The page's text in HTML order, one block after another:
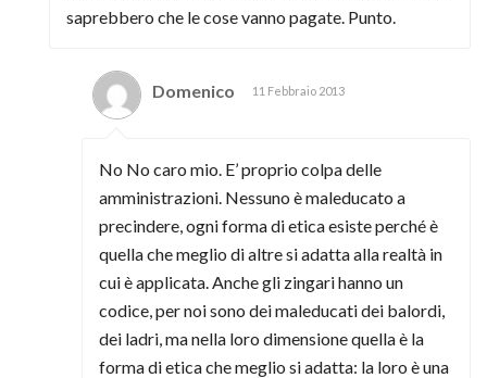
saprebbero che le cose vanno pagate. Punto.
Domenico 11 Febbraio 2013
No No caro mio. E’ proprio colpa delle
amministrazioni. Nessuno è maleducato a
precindere, ogni forma di etica esiste perché è
quella che meglio di altre si adatta alla realtà in
cui è applicata. Anche gli zingari hanno un
codice, per noi sono dei maleducati dei balordi,
dei ladri, ma nella loro dimensione quella è la
forma di etica che meglio si adatta: la loro è una